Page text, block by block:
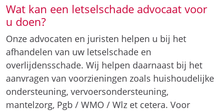
Wat kan een letselschade advocaat voor
u doen?
Onze advocaten en juristen helpen u bij het
afhandelen van uw letselschade en
overlijdensschade. Wij helpen daarnaast bij het
aanvragen van voorzieningen zoals huishoudelijke
ondersteuning, vervoersondersteuning,
mantelzorg, Pgb / WMO / Wlz et cetera. Voor